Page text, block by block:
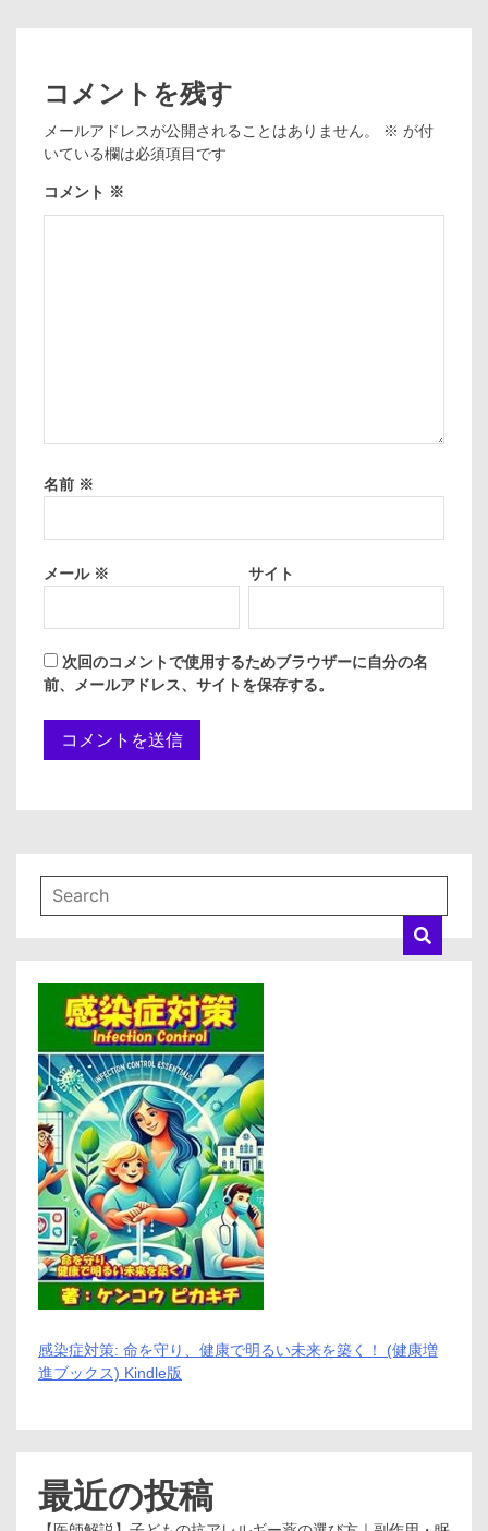
コメントを残す
メールアドレスが公開されることはありません。 ※ が付
いている欄は必須項目です
コメント ※
名前 ※
メール ※ サイト
次回のコメントで使用するためブラウザーに自分の名
前、メールアドレス、サイトを保存する。
感染症対策: 命を守り、健康で明るい未来を築く！ (健康増
進ブックス) Kindle版
最近の投稿